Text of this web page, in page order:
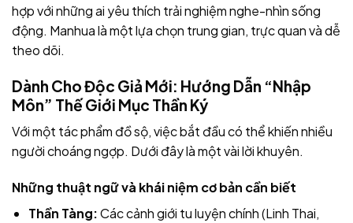
hợp với những ai yêu thích trải nghiệm nghe-nhìn sống
động. Manhua là một lựa chọn trung gian, trực quan và dễ
theo dõi.
Dành Cho Độc Giả Mới: Hướng Dẫn “Nhập
Môn” Thế Giới Mục Thần Ký
Với một tác phẩm đồ sộ, việc bắt đầu có thể khiến nhiều
người choáng ngợp. Dưới đây là một vài lời khuyên.
Những thuật ngữ và khái niệm cơ bản cần biết
Thần Tàng:Các cảnh giới tu luyện chính (Linh Thai,